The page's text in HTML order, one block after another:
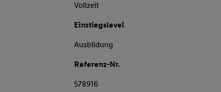
Vollzeit
Einstiegslevel
Ausbildung
Referenz-Nr.
578916